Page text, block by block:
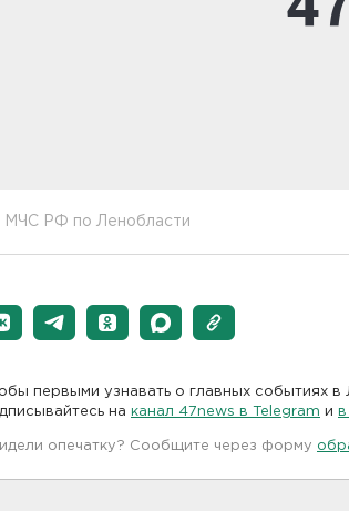
МЧС РФ по Ленобласти
первыми узнавать о главных событиях в
на канал 47news в Telegram и в
опечатку? Сообщите через форму